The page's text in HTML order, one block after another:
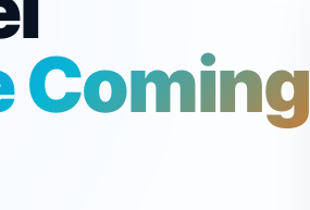
Coming